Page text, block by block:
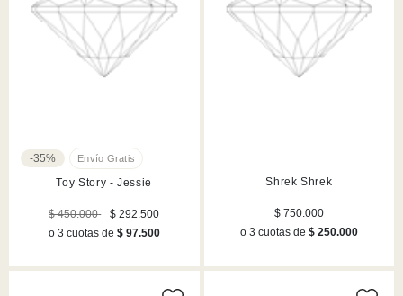
-35%
Toy Story - Jessie
$ 450.000
$ 292.500
o 3 cuotas de $ 97.500
Shrek Shrek
$ 750.000
o 3 cuotas de $ 250.000